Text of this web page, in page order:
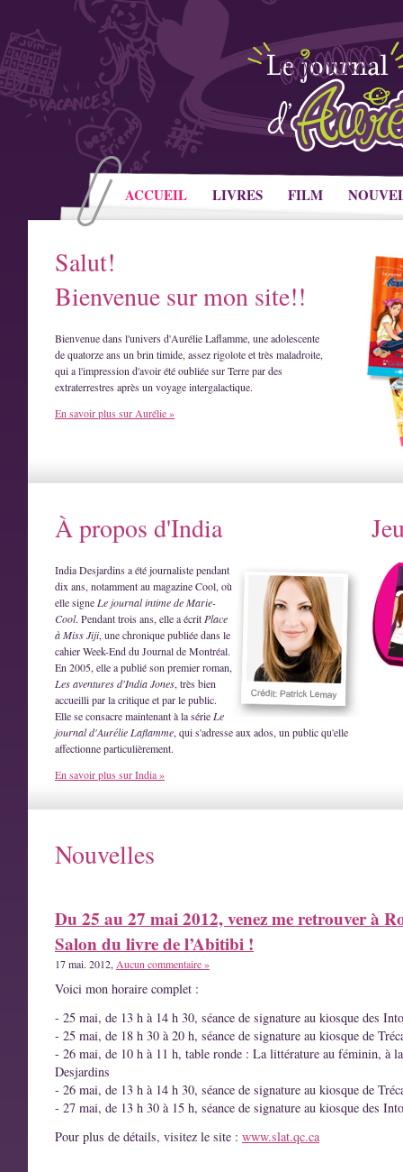
ACCUEIL LIVRES FILM
Salut!
Bienvenue sur mon site!!
Bienvenue dans l'univers d'Aurélie Laflamme, une adolescente
de quatorze ans un brin timide, assez rigolote et très maladroite,
qui a l'impression d'avoir été oubliée sur Terre par des
extraterrestres après un voyage intergalactique.
En savoir plus sur Aurélie »
À propos d'India
India Desjardins a été journaliste pendant
dix ans, notamment au magazine Cool, où
elle signe Le journal intime de Marie-
Cool. Pendant trois ans, elle a écrit Place
à Miss Jiji, une chronique publiée dans le
cahier Week-End du Journal de Montréal.
En 2005, elle a publié son premier roman,
Les aventures d'India Jones, très bien
accueilli par la critique et par le public.
Elle se consacre maintenant à la série Le
journal d'Aurélie Laflamme, qui s'adresse aux ados, un public qu'elle
affectionne particulièrement.
En savoir plus sur India »
Nouvelles
Du 25 au 27 mai 2012, venez me retrouver à
Salon du livre de l’Abitibi !
17 mai. 2012, Aucun commentaire »
Voici mon horaire complet :
- 25 mai, de 13 h à 14 h 30, séance de signature au kiosque des
- 25 mai, de 18 h 30 à 20 h, séance de signature au kiosque de
- 26 mai, de 10 h à 11 h, table ronde : La littérature au féminin, à
Desjardins
- 26 mai, de 13 h à 14 h 30, séance de signature au kiosque de
- 27 mai, de 13 h 30 à 15 h, séance de signature au kiosque des
Pour plus de détails, visitez le site : www.slat.qc.ca